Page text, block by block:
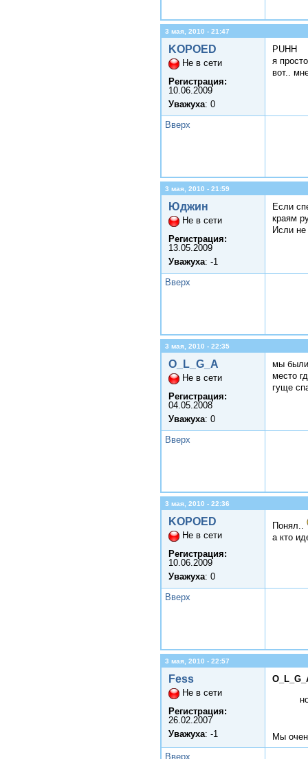
3 мая, 2010 - 21:47
KOPOED
Не в сети
Регистрация:
10.06.2009
Уважуха: 0
PUHH
я
вот..
Вверх
3 мая, 2010 - 21:59
Юджин
Не в сети
Регистрация:
13.05.2009
Уважуха: -1
Если
краям
Исли не
Вверх
3 мая, 2010 - 22:35
O_L_G_A
Не в сети
Регистрация:
04.05.2008
Уважуха: 0
мы были
место
гуще
Вверх
3 мая, 2010 - 22:36
KOPOED
Не в сети
Регистрация:
10.06.2009
Уважуха: 0
Понял..
а кто
Вверх
3 мая, 2010 - 22:57
Fess
Не в сети
Регистрация:
26.02.2007
Уважуха: -1
Мы
Вверх